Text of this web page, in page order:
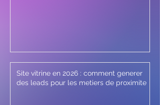
Site vitrine en 2026 : comment generer
des leads pour les metiers de proximite